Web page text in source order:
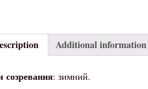
Additional information
созревания: зимний.